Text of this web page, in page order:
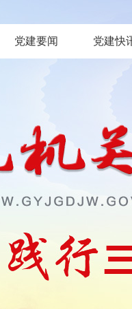
党建要闻 党建快